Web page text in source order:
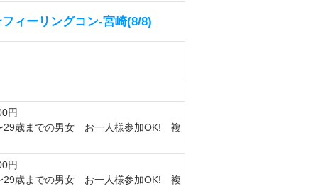
ィーリングコン-宮崎(8/8)
円
29歳までの男女 お一人様参加OK! 複
円
29歳までの男女 お一人様参加OK! 複